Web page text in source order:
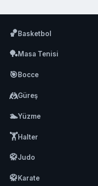
🏀Basketbol
🏓Masa Tenisi
🎯Bocce
🤼Güreş
🏊Yüzme
🏋️Halter
🥋Judo
🥋Karate